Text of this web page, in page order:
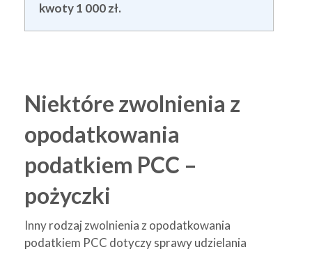
kwoty 1 000 zł.
Niektóre zwolnienia z
opodatkowania
podatkiem PCC –
pożyczki
Inny rodzaj zwolnienia z opodatkowania
podatkiem PCC dotyczy sprawy udzielania